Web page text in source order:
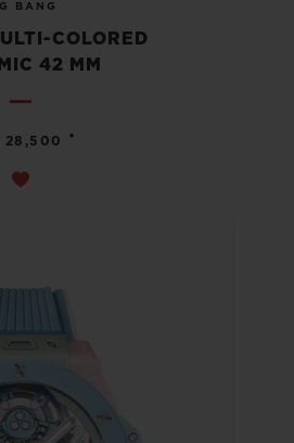
BANG
COLORED
42 MM
28,500 •